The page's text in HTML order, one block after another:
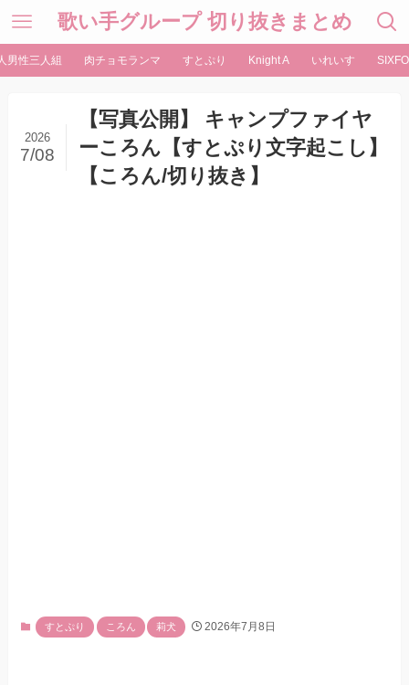
歌い手グループ 切り抜きまとめ
男性三人組 肉チョモランマ すとぷり Knight A いれいす
【写真公開】 キャンプファイヤ
ーころん【すとぷり文字起こし】
【ころん/切り抜き】
2026
7/08
すとぷり ころん 莉犬 2026年7月8日